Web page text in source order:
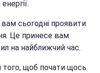
сьогодні проявити
Це принесе вам
на найближчий час.
того, щоб почати щось